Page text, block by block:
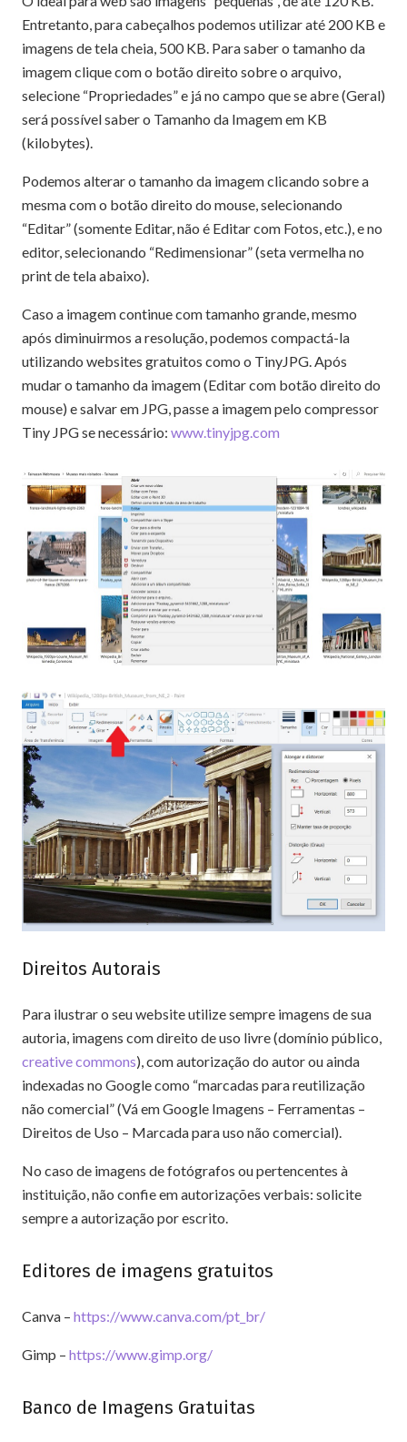
Entretanto, para cabeçalhos podemos utilizar até 200 KB e
imagens de tela cheia, 500 KB. Para saber o tamanho da
imagem clique com o botão direito sobre o arquivo,
selecione “Propriedades” e já no campo que se abre (Geral)
será possível saber o Tamanho da Imagem em KB
(kilobytes).
Podemos alterar o tamanho da imagem clicando sobre a
mesma com o botão direito do mouse, selecionando
“Editar” (somente Editar, não é Editar com Fotos, etc.), e no
editor, selecionando “Redimensionar” (seta vermelha no
print de tela abaixo).
Caso a imagem continue com tamanho grande, mesmo
após diminuirmos a resolução, podemos compactá-la
utilizando websites gratuitos como o TinyJPG. Após
mudar o tamanho da imagem (Editar com botão direito do
mouse) e salvar em JPG, passe a imagem pelo compressor
Tiny JPG se necessário: www.tinyjpg.com
Direitos Autorais
Para ilustrar o seu website utilize sempre imagens de sua
autoria, imagens com direito de uso livre (domínio público,
creative commons), com autorização do autor ou ainda
indexadas no Google como “marcadas para reutilização
não comercial” (Vá em Google Imagens – Ferramentas –
Direitos de Uso – Marcada para uso não comercial).
No caso de imagens de fotógrafos ou pertencentes à
instituição, não confie em autorizações verbais: solicite
sempre a autorização por escrito.
Editores de imagens gratuitos
Canva – https://www.canva.com/pt_br/
Gimp – https://www.gimp.org/
Banco de Imagens Gratuitas